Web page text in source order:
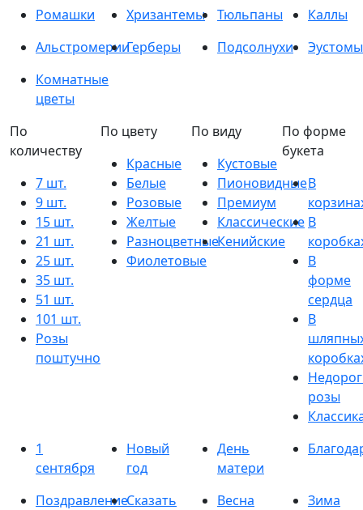
Ромашки
Хризантемы Тюльпаны
Каллы
АльстромерииГерберы Подсолнухи
Эустомы
Комнатные
цветы
По
количеству
7 шт.
9 шт.
15 шт.
21 шт.
25 шт.
35 шт.
51 шт.
101 шт.
Розы
поштучно
По цвету
Красные
Белые
Розовые
Желтые
Разноцветные
Фиолетовые
По виду
Кустовые
Пионовидные
Премиум
Классические
Кенийские
По форме
букета
В
В
В
форме
сердца
В
розы
1
сентября
Новый
год
День
матери
ПоздравлениеСказать
Весна Зима